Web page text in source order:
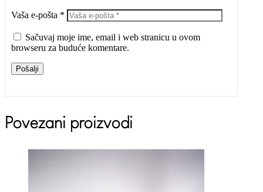
Vaša e-pošta *
Sačuvaj moje ime, email i web stranicu u ovom
browseru za buduće komentare.
Pošalji
Povezani proizvodi